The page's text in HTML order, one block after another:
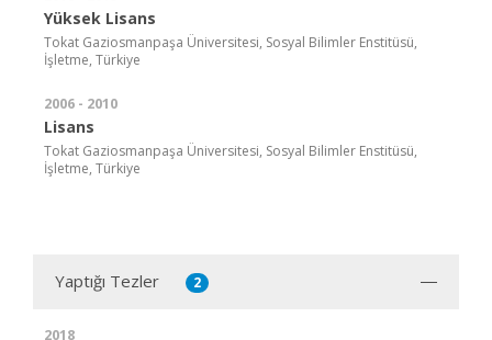
Yüksek Lisans
Tokat Gaziosmanpaşa Üniversitesi, Sosyal Bilimler Enstitüsü,
İşletme, Türkiye
2006 - 2010
Lisans
Tokat Gaziosmanpaşa Üniversitesi, Sosyal Bilimler Enstitüsü,
İşletme, Türkiye
Yaptığı Tezler 2
2018